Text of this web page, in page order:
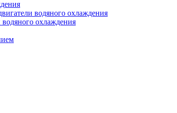
водяного охлаждения
охлаждения